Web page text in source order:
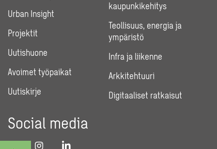
Urban Insight
Projektit
Uutishuone
Avoimet työpaikat
Uutiskirje
kaupunkikehitys
Teollisuus, energia ja
ympäristö
Infra ja liikenne
Arkkitehtuuri
Digitaaliset ratkaisut
Social media